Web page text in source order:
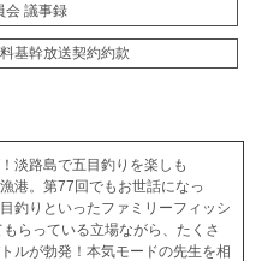
会 議事録
基幹放送契約約款
淡路島で五目釣りを楽しも
港。第77回でもお世話になっ
釣りといったファミリーフィッシ
らっている立場ながら、たくさ
ルが勃発！本気モードの先生を相